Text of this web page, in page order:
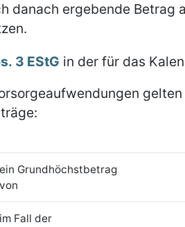
danach ergebende Betrag
3 EStG in der für das
ein Grundhöchstbetrag
von
im Fall der